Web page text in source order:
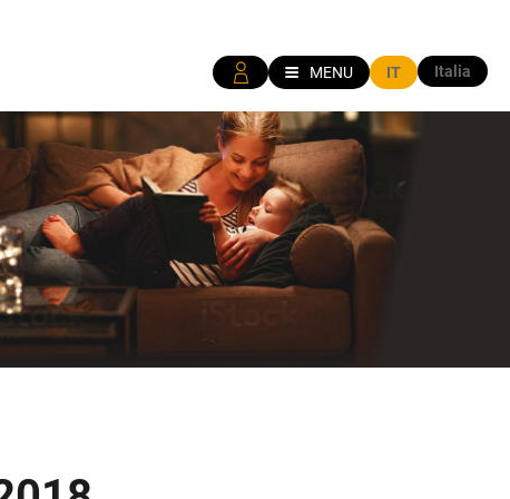
MENU IT Italia